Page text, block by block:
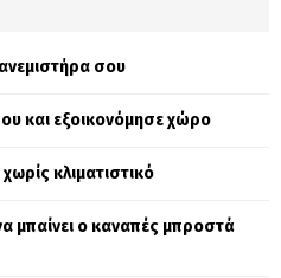
σου
και εξοικονόμησε χώρο
κλιματιστικό
μπαίνει ο καναπές μπροστά